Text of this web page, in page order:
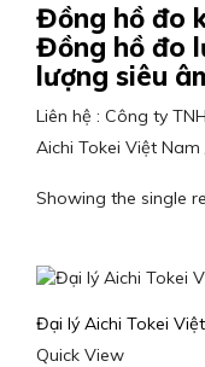
Đồng hồ đo
Đồng hồ đo
lượng siêu
Liên hệ : Công ty
Aichi Tokei Việt
Showing the single
Đại lý Aichi Tokei
Quick View